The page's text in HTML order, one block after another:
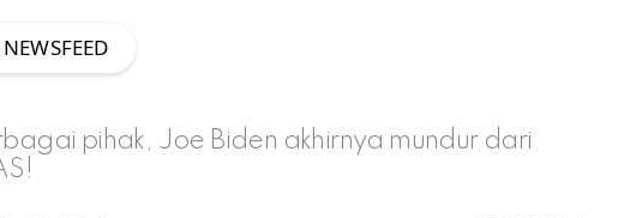
pihak, Joe Biden akhirnya mundur dari